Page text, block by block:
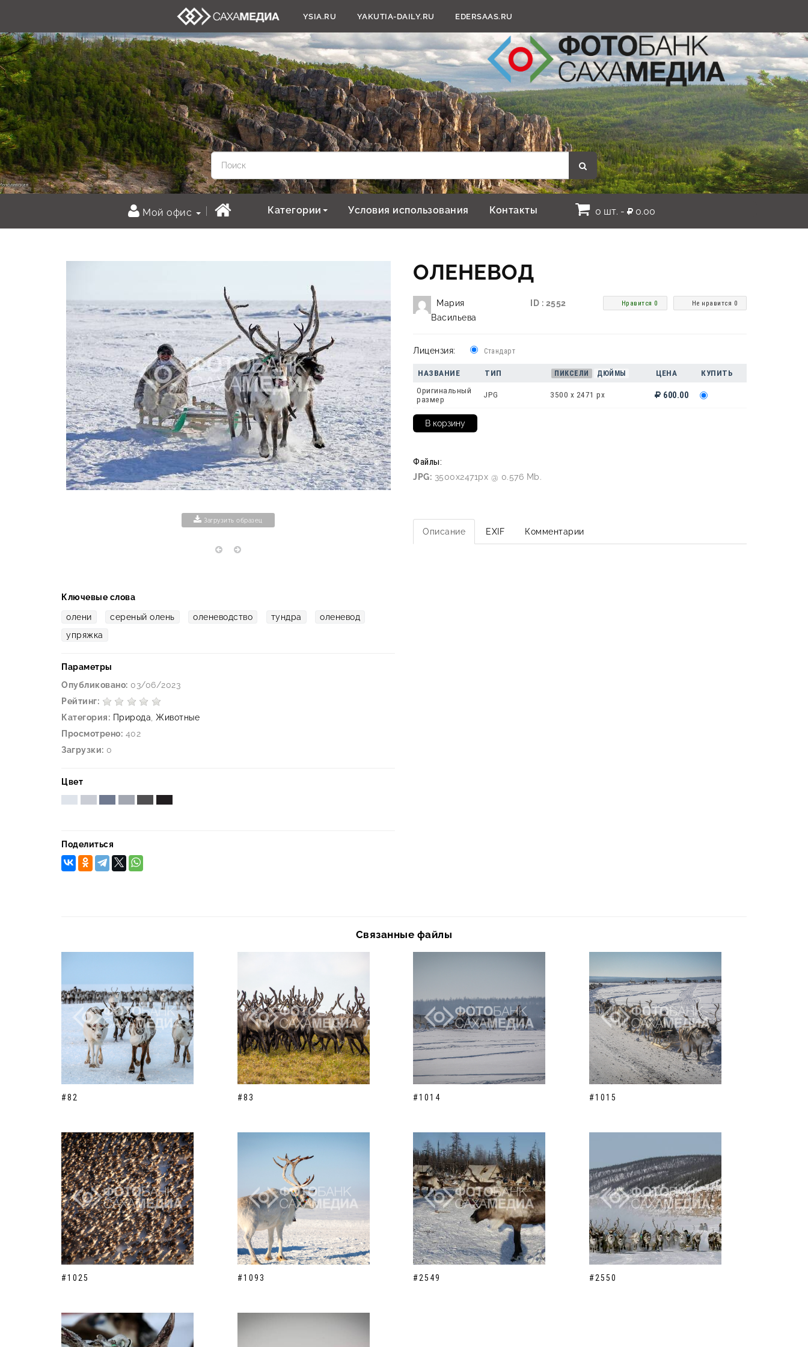
YSIA.RU YAKUTIA-DAILY.RU EDERSAAS.RU
Мой офис Категории Условия использования Контакты 0 шт. - 0.00
Загрузить образец
Ключевые слова
олени сереный олень оленеводство тундра
оленевод
упряжка
Параметры
Опубликовано: 03/06/2023
Рейтинг:
Категория: Природа Животные
Просмотрено: 402
Загрузки: 0
Цвет
Поделиться
ОЛЕНЕВОД
Мария
Васильева
ID : 2552 Не нравится 0
Нравится 0
Лицензия: Стандарт
НАЗВАНИЕ ТИП ПИКСЕЛИ ДЮЙМЫ ЦЕНА
КУПИТЬ
Оригинальный
размер
JPG 3500 x 2471 px 600.00
Файлы:
JPG: 3500x2471px @ 0.576 Mb.
Описание EXIF Комментарии
Связанные файлы
#82 #83 #1014 #1015
#1025 #1093 #2549 #2550